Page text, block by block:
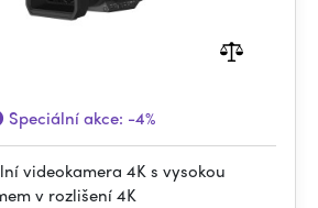
Speciální akce: -4%
videokamera 4K s vysokou
v rozlišení 4K